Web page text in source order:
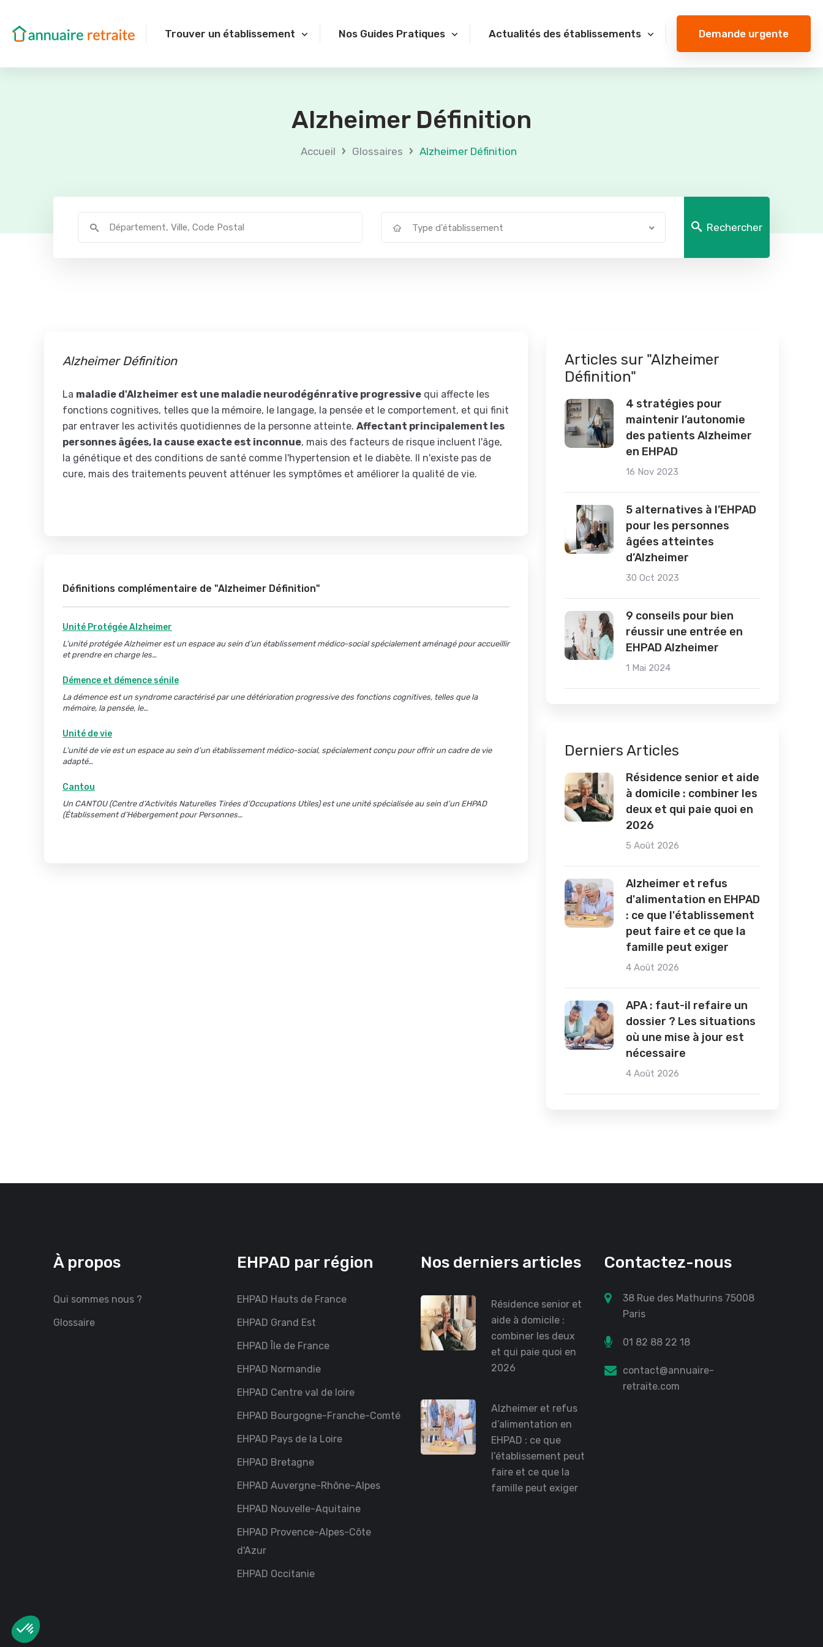
Trouver un établissement Nos Guides Pratiques Actualités des établissements Demande urgente
Alzheimer Définition
Accueil › Glossaires › Alzheimer Définition
Type d'établissement Rechercher
Alzheimer Définition
La maladie d'Alzheimer est une maladie neurodégénrative progressive qui affecte les
fonctions cognitives, telles que la mémoire, le langage, la pensée et le comportement, et qui finit
par entraver les activités quotidiennes de la personne atteinte. Affectant principalement les
personnes âgées, la cause exacte est inconnue, mais des facteurs de risque incluent l'âge,
la génétique et des conditions de santé comme l'hypertension et le diabète. Il n'existe pas de
cure, mais des traitements peuvent atténuer les symptômes et améliorer la qualité de vie.
Définitions complémentaire de "Alzheimer Définition"
Unité Protégée Alzheimer
L’unité protégée Alzheimer est un espace au sein d’un établissement médico-social spécialement aménagé pour accueillir
et prendre en charge les…
Démence et démence sénile
La démence est un syndrome caractérisé par une détérioration progressive des fonctions cognitives, telles que la
mémoire, la pensée, le…
Unité de vie
L’unité de vie est un espace au sein d’un établissement médico-social, spécialement conçu pour offrir un cadre de vie
adapté…
Cantou
Un CANTOU (Centre d’Activités Naturelles Tirées d’Occupations Utiles) est une unité spécialisée au sein d’un EHPAD
(Établissement d’Hébergement pour Personnes…
Articles sur "Alzheimer
Définition"
4 stratégies pour
maintenir l’autonomie
des patients Alzheimer
en EHPAD
16 Nov 2023
5 alternatives à l’EHPAD
pour les personnes
âgées atteintes
d’Alzheimer
30 Oct 2023
9 conseils pour bien
réussir une entrée en
EHPAD Alzheimer
1 Mai 2024
Derniers Articles
Résidence senior et aide
à domicile : combiner les
deux et qui paie quoi en
2026
5 Août 2026
Alzheimer et refus
d'alimentation en EHPAD
: ce que l'établissement
peut faire et ce que la
famille peut exiger
4 Août 2026
APA : faut-il refaire un
dossier ? Les situations
où une mise à jour est
nécessaire
4 Août 2026
À propos
Qui sommes nous ?
Glossaire
EHPAD par région
EHPAD Hauts de France
EHPAD Grand Est
EHPAD Île de France
EHPAD Normandie
EHPAD Centre val de loire
EHPAD Bourgogne-Franche-Comté
EHPAD Pays de la Loire
EHPAD Bretagne
EHPAD Auvergne-Rhône-Alpes
EHPAD Nouvelle-Aquitaine
EHPAD Provence-Alpes-Côte
d'Azur
EHPAD Occitanie
Nos derniers articles
Résidence senior et
aide à domicile :
combiner les deux
et qui paie quoi en
2026
Alzheimer et refus
d’alimentation en
EHPAD : ce que
l’établissement peut
faire et ce que la
famille peut exiger
Contactez-nous
38 Rue des Mathurins 75008
Paris
01 82 88 22 18
contact@annuaire-
retraite.com